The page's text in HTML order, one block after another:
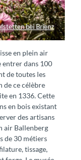
bei Brienz
en plein air
entrer dans 100
de toutes les
de ce célèbre
en 1336. Cette
en bois existant
des artisans
air Ballenberg
de 30 métiers
tissage,